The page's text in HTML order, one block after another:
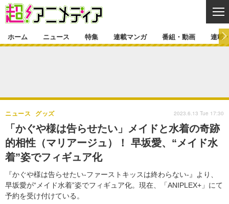
ゲーム・アプリ マンガ
グッズ イベント
声優
舞台 新帝スタ
特集一覧 カバー
ラキりす
連載マンガ
連載マンガ一覧 連載一覧
番組・動画
番組・動画一覧 ラジオ
動画
連載・ブログ
連載・ブログ一覧
編集部ブログ・お知らせ
ホーム ニュース 特集 連載マンガ 番組・動画 連載
「かぐや様は告らせたい」メイドと水着の奇跡
的相性（マリアージュ）！ 早坂愛、“メイド水
着”姿でフィギュア化
『かぐや様は告らせたい-ファーストキッスは終わらない-』より、
早坂愛が“メイド水着”姿でフィギュア化。現在、「ANIPLEX+」にて
予約を受け付けている。
ニュース グッズ 2023.6.13 Tue 17:30